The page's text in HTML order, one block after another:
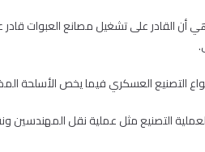
أن القادر على تشغيل مصانع العبوات
التصنيع العسكري فيما يخص الأسلحة
التصنيع مثل عملية نقل المهندسين